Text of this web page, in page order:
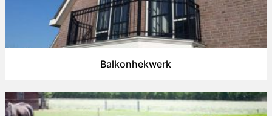
Balkonhekwerk